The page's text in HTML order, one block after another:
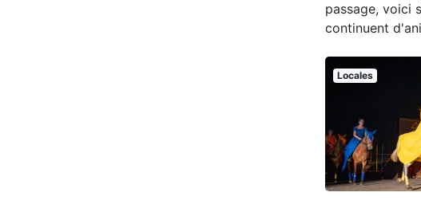
passage, voici
continuent
Locales